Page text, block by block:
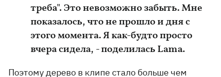
треба". Это невозможно забыть. Мне
показалось, что не прошло и дня с
этого момента. Я как-будто просто
вчера сидела, - поделилась Lama.
Поэтому дерево в клипе стало больше чем